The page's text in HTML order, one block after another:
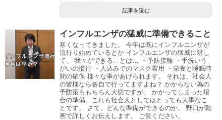
記事を読む
インフルエンザの猛威に準備できること
寒くなってきました。 今年は既にインフルエンザが
流行り始めているとか インフルエンザの猛威に対し
て、 我々ができることは… ・予防接種 ・手洗いう
がいの慣行 ・人込みでのマスク着用 ・栄養と睡眠時
間の確保 様々な事があげられます。 それは、社会人
の皆様なら各自で行ってますよね？ かからない為の
予防策ももちろん大切ですが、 かかってしまった場
合の準備、これも社会人としてはとっても大事なこ
とです。 さて、どんな準備ができるのか。 野口が動
画で詳しくお伝えします。 ご覧ください。